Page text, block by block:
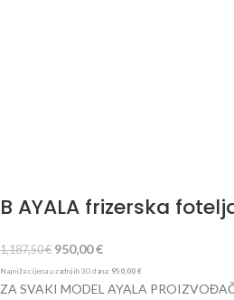
B AYALA frizerska
1,187,50€ 950,00€
Najniža cijena u zadnjih 30 dana: 950,00 €
ZA SVAKI MODEL AYALA